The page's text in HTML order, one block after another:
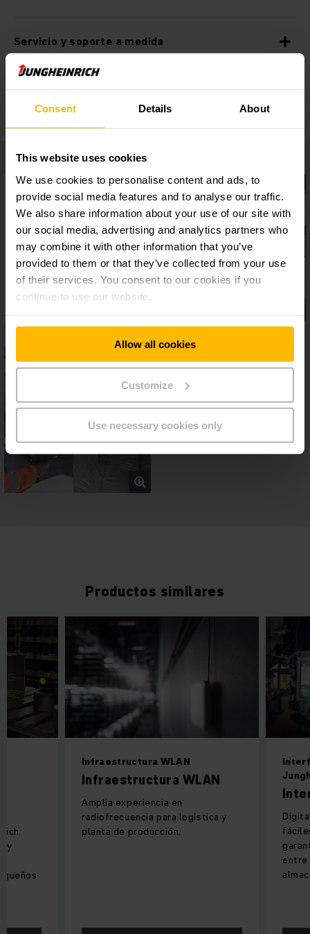
Consent Details About
This website uses cookies
We use cookies to personalise content and ads, to
provide social media features and to analyse our traffic.
We also share information about your use of our site with
our social media, advertising and analytics partners who
may combine it with other information that you’ve
provided to them or that they’ve collected from your use
of their services. You consent to our cookies if you
continue to use our website.
Allow all cookies
Customize
Use necessary cookies only
Servicio y soporte a medida
Procesos seguros
Productos similares
Infraestructura WLAN
Infraestructura WLAN
Amplia experiencia en
radiofrecuencia para logística y
planta de producción.
entre
y